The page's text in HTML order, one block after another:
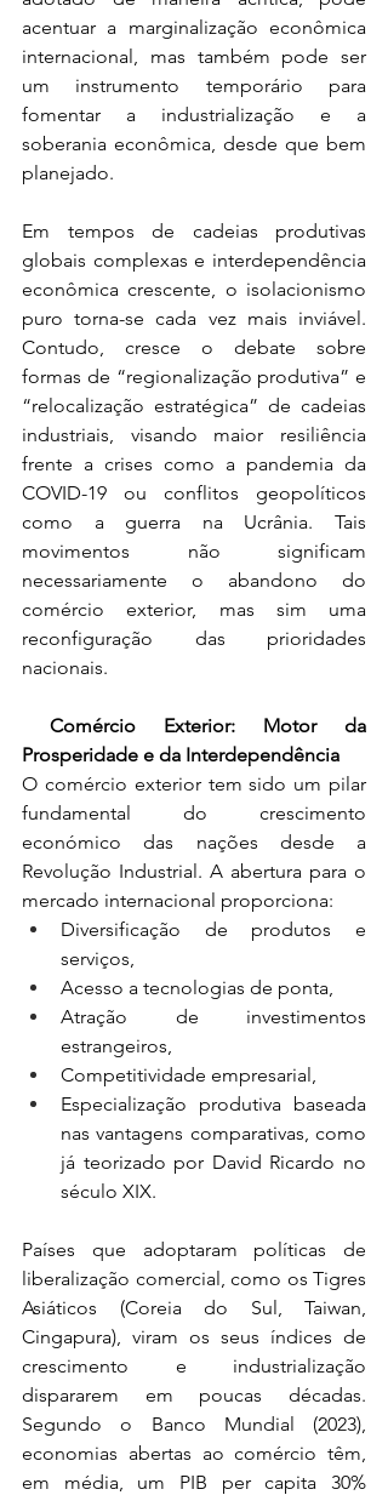
acentuar a marginalização econômica
internacional, mas também pode ser
um instrumento temporário para
fomentar a industrialização e a
soberania econômica, desde que bem
planejado.
Em tempos de cadeias produtivas
globais complexas e interdependência
econômica crescente, o isolacionismo
puro torna-se cada vez mais inviável.
Contudo, cresce o debate sobre
formas de “regionalização produtiva” e
“relocalização estratégica” de cadeias
industriais, visando maior resiliência
frente a crises como a pandemia da
COVID-19 ou conflitos geopolíticos
como a guerra na Ucrânia. Tais
movimentos não significam
necessariamente o abandono do
comércio exterior, mas sim uma
reconfiguração das prioridades
nacionais.
Comércio Exterior: Motor da
Prosperidade e da Interdependência
O comércio exterior tem sido um pilar
fundamental do crescimento
económico das nações desde a
Revolução Industrial. A abertura para o
mercado internacional proporciona:
Diversificação de produtos e
serviços,
Acesso a tecnologias de ponta,
Atração de investimentos
estrangeiros,
Competitividade empresarial,
Especialização produtiva baseada
nas vantagens comparativas, como
já teorizado por David Ricardo no
século XIX.
Países que adoptaram políticas de
liberalização comercial, como os Tigres
Asiáticos (Coreia do Sul, Taiwan,
Cingapura), viram os seus índices de
crescimento e industrialização
dispararem em poucas décadas.
Segundo o Banco Mundial (2023),
economias abertas ao comércio têm,
em média, um PIB per capita 30%